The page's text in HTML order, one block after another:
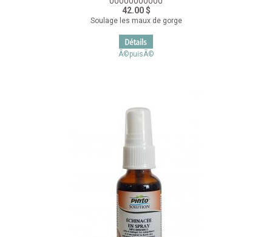
42.00 $
Soulage les maux de gorge
Ã©puisÃ©